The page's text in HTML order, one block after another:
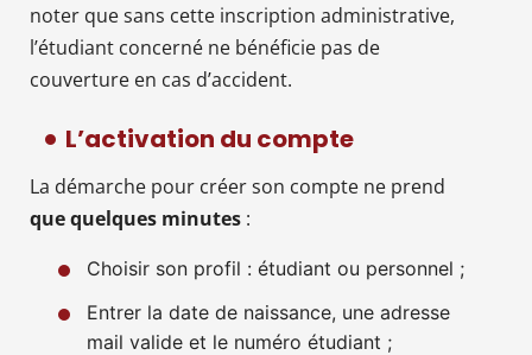
noter que sans cette inscription administrative,
l’étudiant concerné ne bénéficie pas de
couverture en cas d’accident.
L’activation du compte
La démarche pour créer son compte ne prend
que quelques minutes :
Choisir son profil : étudiant ou personnel ;
Entrer la date de naissance, une adresse
mail valide et le numéro étudiant ;